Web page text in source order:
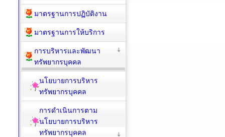
มาตรฐานการปฏิบัติงาน
มาตรฐานการให้บริการ
การบริหารและพัฒนา
ทรัพยากรบุคคล
นโยบายการบริหาร
ทรัพยากรบุคคล
การดำเนินการตาม
นโยบายการบริหาร
ทรัพยากรบุคคล